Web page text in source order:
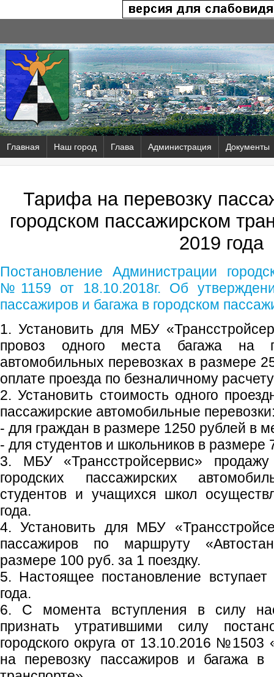
Главная Наш город Глава Администрация Документы
Тарифа на перевозку
городском пассажирском
2019 года
Постановление Администрации
№1159 от 18.10.2018г. Об
пассажиров и багажа в городском
1. Установить для МБУ
провоз одного места багажа на
автомобильных перевозках в размере
оплате проезда по безналичному
2. Установить стоимость одного
пассажирские автомобильные
- для граждан в размере 1250 рублей в
- для студентов и школьников в размере
3. МБУ «Трансстройсервис»
городских пассажирских
студентов и учащихся школ
года.
4. Установить для МБУ
пассажиров по маршруту
размере 100 руб. за 1 поездку.
5. Настоящее постановление
года.
6. С момента вступления в силу
признать утратившими силу
городского округа от 13.10.2016
на перевозку пассажиров и багажа в